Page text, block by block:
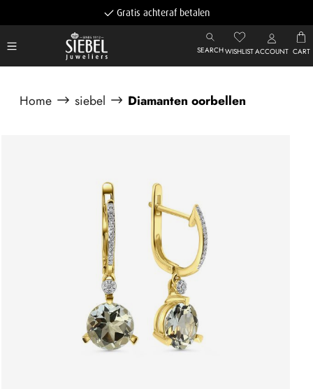
Gratis achteraf betalen
SEARCHWISHLISTACCOUNT CART
Home siebel Diamanten oorbellen